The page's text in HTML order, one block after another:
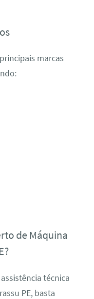
marcas
de Máquina
técnica
PE, basta